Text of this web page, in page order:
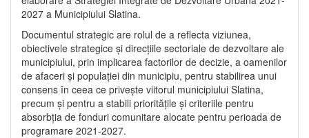
2027 a Municipiului Slatina.
Documentul strategic are rolul de a reflecta viziunea,
obiectivele strategice și direcțiile sectoriale de dezvoltare ale
municipiului, prin implicarea factorilor de decizie, a oamenilor
de afaceri și populației din municipiu, pentru stabilirea unui
consens în ceea ce privește viitorul municipiului Slatina,
precum și pentru a stabili prioritățile și criteriile pentru
absorbția de fonduri comunitare alocate pentru perioada de
programare 2021-2027.